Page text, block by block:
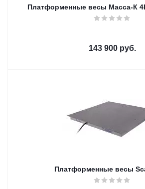
Платформенные весы Масса-К
143 900руб.
Платформенные весы